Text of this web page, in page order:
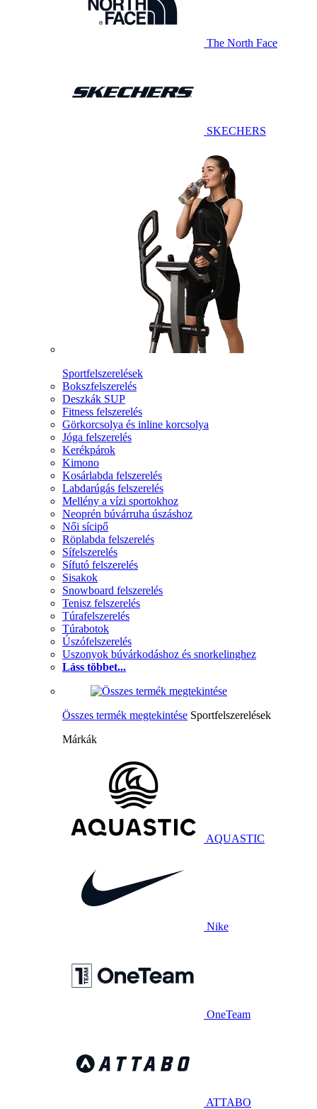
The North Face
SKECHERS
Sportfelszerelések
Bokszfelszerelés
Deszkák SUP
Fitness felszerelés
Görkorcsolya és inline korcsolya
Jóga felszerelés
Kerékpárok
Kimono
Kosárlabda felszerelés
Labdarúgás felszerelés
Mellény a vízi sportokhoz
Neoprén búvárruha úszáshoz
Női sícipő
Röplabda felszerelés
Sífelszerelés
Sífutó felszerelés
Sisakok
Snowboard felszerelés
Tenisz felszerelés
Túrafelszerelés
Túrabotok
Úszófelszerelés
Uszonyok búvárkodáshoz és snorkelinghez
Láss többet...
Összes termék megtekintése Sportfelszerelések
Márkák
AQUASTIC
Nike
OneTeam
ATTABO